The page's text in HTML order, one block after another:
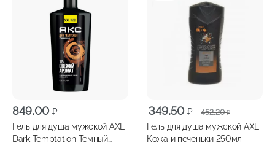
849,00 ₽
Гель для душа мужской AXE
Dark Temptation Темный
452,20₽
Первоначальная
цена
составляла
349,50 ₽
Текущая
цена:
349,50 ₽.
Гель для душа мужской AXE
Кожа и печеньки 250мл